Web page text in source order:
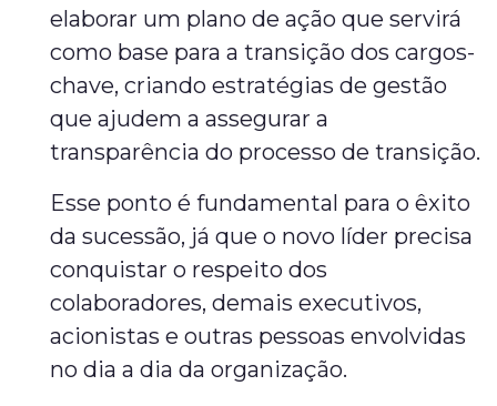
elaborar um plano de ação que servirá
como base para a transição dos cargos-
chave, criando estratégias de gestão
que ajudem a assegurar a
transparência do processo de transição.
Esse ponto é fundamental para o êxito
da sucessão, já que o novo líder precisa
conquistar o respeito dos
colaboradores, demais executivos,
acionistas e outras pessoas envolvidas
no dia a dia da organização.